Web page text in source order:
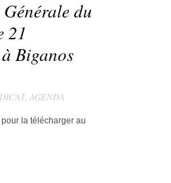
Générale du
21
Biganos
, AGENDA
la télécharger au